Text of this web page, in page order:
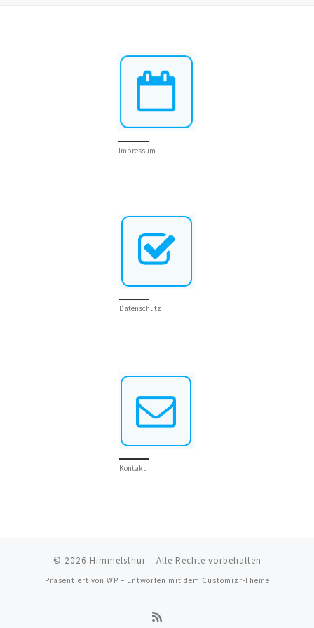
Impressum
Datenschutz
Kontakt
© 2026 Himmelsthür– Alle Rechte vorbehalten
Präsentiert von WP – Entworfen mit dem Customizr-Theme